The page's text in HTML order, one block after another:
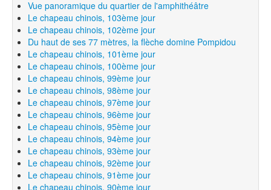
Vue panoramique du quartier de l'amphithéâtre
Le chapeau chinois, 103ème jour
Le chapeau chinois, 102ème jour
Du haut de ses 77 mètres, la flèche domine Pompidou
Le chapeau chinois, 101ème jour
Le chapeau chinois, 100ème jour
Le chapeau chinois, 99ème jour
Le chapeau chinois, 98ème jour
Le chapeau chinois, 97ème jour
Le chapeau chinois, 96ème jour
Le chapeau chinois, 95ème jour
Le chapeau chinois, 94ème jour
Le chapeau chinois, 93ème jour
Le chapeau chinois, 92ème jour
Le chapeau chinois, 91ème jour
Le chapeau chinois, 90ème jour